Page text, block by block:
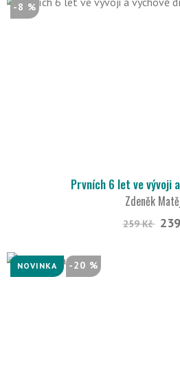
-8 %
Prvních 6 let ve vývoji
Zdeněk
259 Kč
NOVINKA -20 %